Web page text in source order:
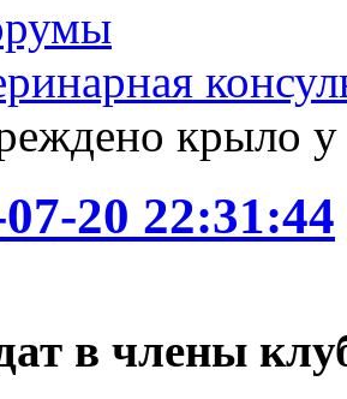
крыло у
20 22:31:44
в члены